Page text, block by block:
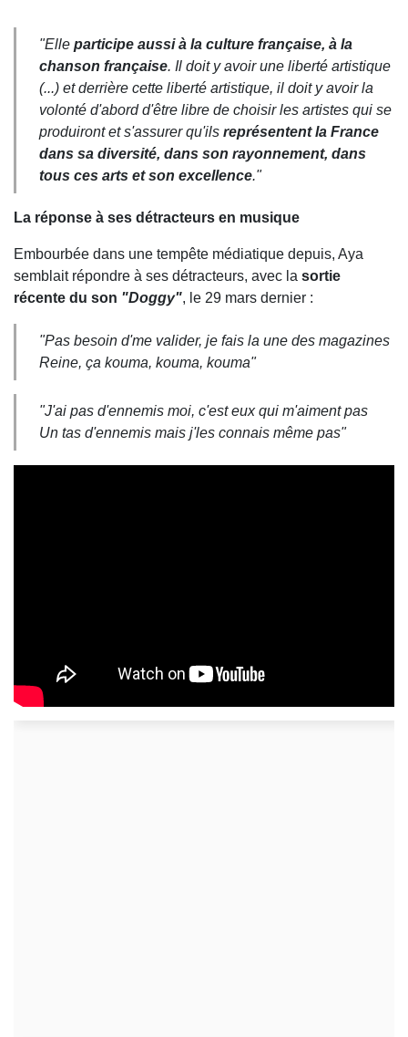
"Elle participe aussi à la culture française, à la
chanson française. Il doit y avoir une liberté artistique
(...) et derrière cette liberté artistique, il doit y avoir la
volonté d'abord d'être libre de choisir les artistes qui se
produiront et s'assurer qu'ils représentent la France
dans sa diversité, dans son rayonnement, dans
tous ces arts et son excellence."
La réponse à ses détracteurs en musique
Embourbée dans une tempête médiatique depuis, Aya
semblait répondre à ses détracteurs, avec la sortie
récente du son "Doggy", le 29 mars dernier :
"Pas besoin d'me valider, je fais la une des magazines
Reine, ça kouma, kouma, kouma"
"J'ai pas d'ennemis moi, c'est eux qui m'aiment pas
Un tas d'ennemis mais j'les connais même pas"